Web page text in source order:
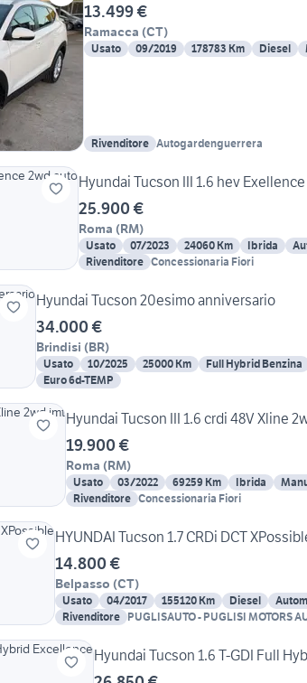
13.499 €
Ramacca (CT)
Usato 09/2019 178783 Km Diesel
Rivenditore Autogardenguerrera
Hyundai Tucson III 1.6 hev
25.900 €
Roma (RM)
Usato 07/2023 24060 Km Ibrida
Rivenditore Concessionaria Fiori
Hyundai Tucson 20esimo anniversario
34.000 €
Brindisi (BR)
Usato 10/2025 25000 Km Full Hybrid Benzina
Euro 6d-TEMP
Hyundai Tucson III 1.6 crdi 48V Xline
19.900 €
Roma (RM)
Usato 03/2022 69259 Km Ibrida
Rivenditore Concessionaria Fiori
HYUNDAI Tucson 1.7 CRDi DCT
14.800 €
Belpasso (CT)
Usato 04/2017 155120 Km Diesel
Rivenditore PUGLISAUTO - PUGLISI MOTORS AUTO
Hyundai Tucson 1.6 T-GDI Full